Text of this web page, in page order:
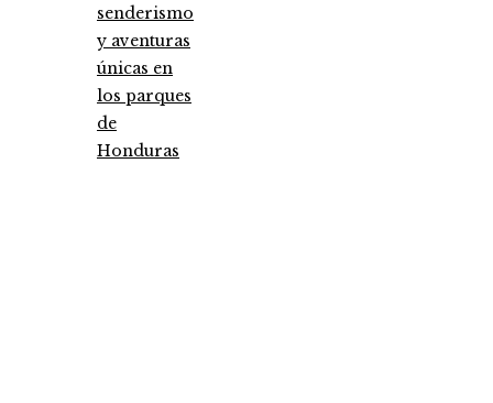
senderismo
y aventuras
únicas en
los parques
de
Honduras